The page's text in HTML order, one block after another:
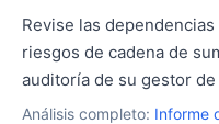
Revise las
riesgos de cadena de
auditoría de su gestor
Análisis completo: Informe